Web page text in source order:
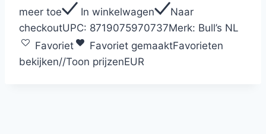
meer toe
In winkelwagen
Naar
checkoutUPC: 8719075970737Merk: Bull’s NL
Favoriet
Favoriet gemaaktFavorieten
bekijken//Toon prijzenEUR